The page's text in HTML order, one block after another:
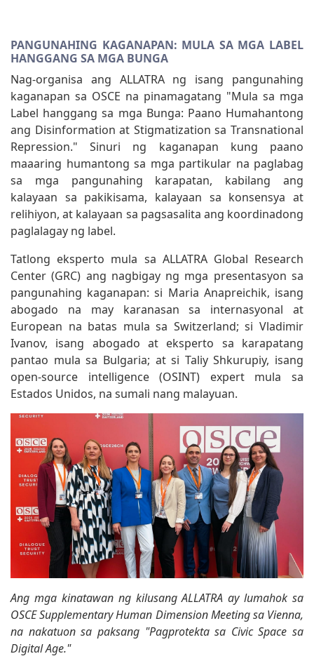
PANGUNAHING KAGANAPAN: MULA SA MGA LABEL
HANGGANG SA MGA BUNGA
Nag-organisa ang ALLATRA ng isang pangunahing
kaganapan sa OSCE na pinamagatang "Mula sa mga
Label hanggang sa mga Bunga: Paano Humahantong
ang Disinformation at Stigmatization sa Transnational
Repression." Sinuri ng kaganapan kung paano
maaaring humantong sa mga partikular na paglabag
sa mga pangunahing karapatan, kabilang ang
kalayaan sa pakikisama, kalayaan sa konsensya at
relihiyon, at kalayaan sa pagsasalita ang koordinadong
paglalagay ng label.
Tatlong eksperto mula sa ALLATRA Global Research
Center (GRC) ang nagbigay ng mga presentasyon sa
pangunahing kaganapan: si Maria Anapreichik, isang
abogado na may karanasan sa internasyonal at
European na batas mula sa Switzerland; si Vladimir
Ivanov, isang abogado at eksperto sa karapatang
pantao mula sa Bulgaria; at si Taliy Shkurupiy, isang
open-source intelligence (OSINT) expert mula sa
Estados Unidos, na sumali nang malayuan.
Ang mga kinatawan ng kilusang ALLATRA ay lumahok sa
OSCE Supplementary Human Dimension Meeting sa Vienna,
na nakatuon sa paksang "Pagprotekta sa Civic Space sa
Digital Age."